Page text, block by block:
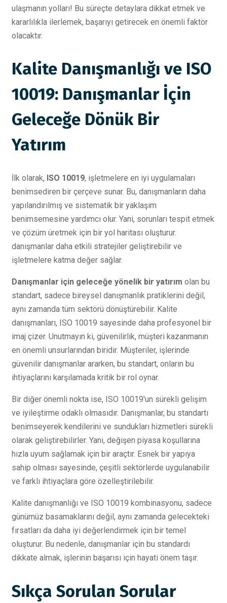
ulaşmanın yolları! Bu süreçte detaylara dikkat etmek ve
kararlılıkla ilerlemek, başarıyı getirecek en önemli faktör
olacaktır.
Kalite Danışmanlığı ve ISO
10019: Danışmanlar İçin
Geleceğe Dönük Bir
Yatırım
İlk olarak, ISO 10019, işletmelere en iyi uygulamaları
benimsediren bir çerçeve sunar. Bu, danışmanların daha
yapılandırılmış ve sistematik bir yaklaşım
benimsemesine yardımcı olur. Yani, sorunları tespit etmek
ve çözüm üretmek için bir yol haritası oluşturur.
danışmanlar daha etkili stratejiler geliştirebilir ve
işletmelere katma değer sağlar.
Danışmanlar için geleceğe yönelik bir yatırım olan bu
standart, sadece bireysel danışmanlık pratiklerini değil,
aynı zamanda tüm sektörü dönüştürebilir. Kalite
danışmanları, ISO 10019 sayesinde daha profesyonel bir
imaj çizer. Unutmayın ki, güvenilirlik, müşteri kazanmanın
en önemli unsurlarından biridir. Müşteriler, işlerinde
güvenilir danışmanlar ararken, bu standart, onların bu
ihtiyaçlarını karşılamada kritik bir rol oynar.
Bir diğer önemli nokta ise, ISO 10019'un sürekli gelişim
ve iyileştirme odaklı olmasıdır. Danışmanlar, bu standartı
benimseyerek kendilerini ve sundukları hizmetleri sürekli
olarak geliştirebilirler. Yani, değişen piyasa koşullarına
hızla uyum sağlamak için bir araçtır. Esnek bir yapıya
sahip olması sayesinde, çeşitli sektörlerde uygulanabilir
ve farklı ihtiyaçlara göre özelleştirilebilir.
Kalite danışmanlığı ve ISO 10019 kombinasyonu, sadece
günümüz basamaklarını değil, aynı zamanda gelecekteki
fırsatları da daha iyi değerlendirmek için bir temel
oluşturur. Bu nedenle, danışmanlar için bu standardı
dikkate almak, işlerinin başarısı için hayati önem taşır.
Sıkça Sorulan Sorular